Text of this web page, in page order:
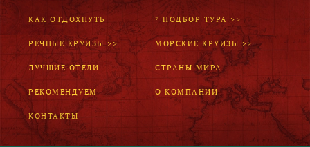
КАК ОТДОХНУТЬ * ПОДБОР ТУРА >>
РЕЧНЫЕ КРУИЗЫ >> МОРСКИЕ КРУИЗЫ >>
ЛУЧШИЕ ОТЕЛИ СТРАНЫ МИРА
РЕКОМЕНДУЕМ О КОМПАНИИ
КОНТАКТЫ